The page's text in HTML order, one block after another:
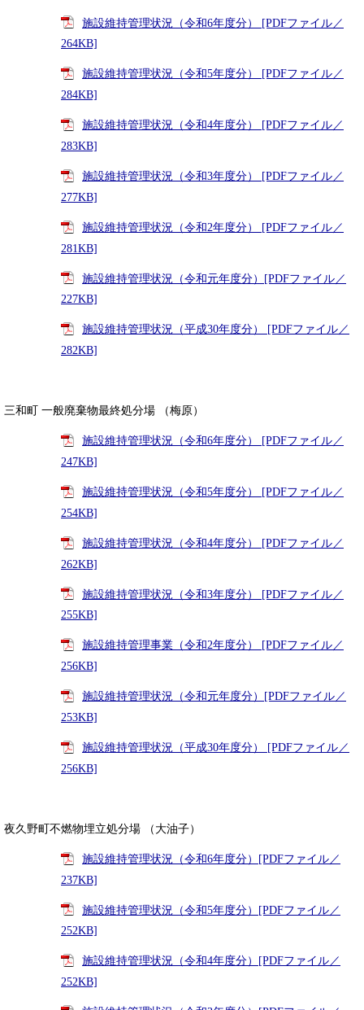
施設維持管理状況（令和6年度分） [PDFファイル／
264KB]
施設維持管理状況（令和5年度分） [PDFファイル／
284KB]
施設維持管理状況（令和4年度分） [PDFファイル／
283KB]
施設維持管理状況（令和3年度分） [PDFファイル／
277KB]
施設維持管理状況（令和2年度分） [PDFファイル／
281KB]
施設維持管理状況（令和元年度分）[PDFファイル／
227KB]
施設維持管理状況（平成30年度分） [PDFファイル／
282KB]
三和町 一般廃棄物最終処分場 （梅原）
施設維持管理状況（令和6年度分） [PDFファイル／
247KB]
施設維持管理状況（令和5年度分） [PDFファイル／
254KB]
施設維持管理状況（令和4年度分） [PDFファイル／
262KB]
施設維持管理状況（令和3年度分） [PDFファイル／
255KB]
施設維持管理事業（令和2年度分） [PDFファイル／
256KB]
施設維持管理状況（令和元年度分）[PDFファイル／
253KB]
施設維持管理状況（平成30年度分） [PDFファイル／
256KB]
夜久野町不燃物埋立処分場 （大油子）
施設維持管理状況（令和6年度分）[PDFファイル／
237KB]
施設維持管理状況（令和5年度分）[PDFファイル／
252KB]
施設維持管理状況（令和4年度分）[PDFファイル／
252KB]